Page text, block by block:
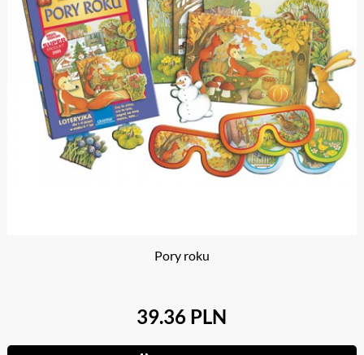
Pory roku
39.36 PLN